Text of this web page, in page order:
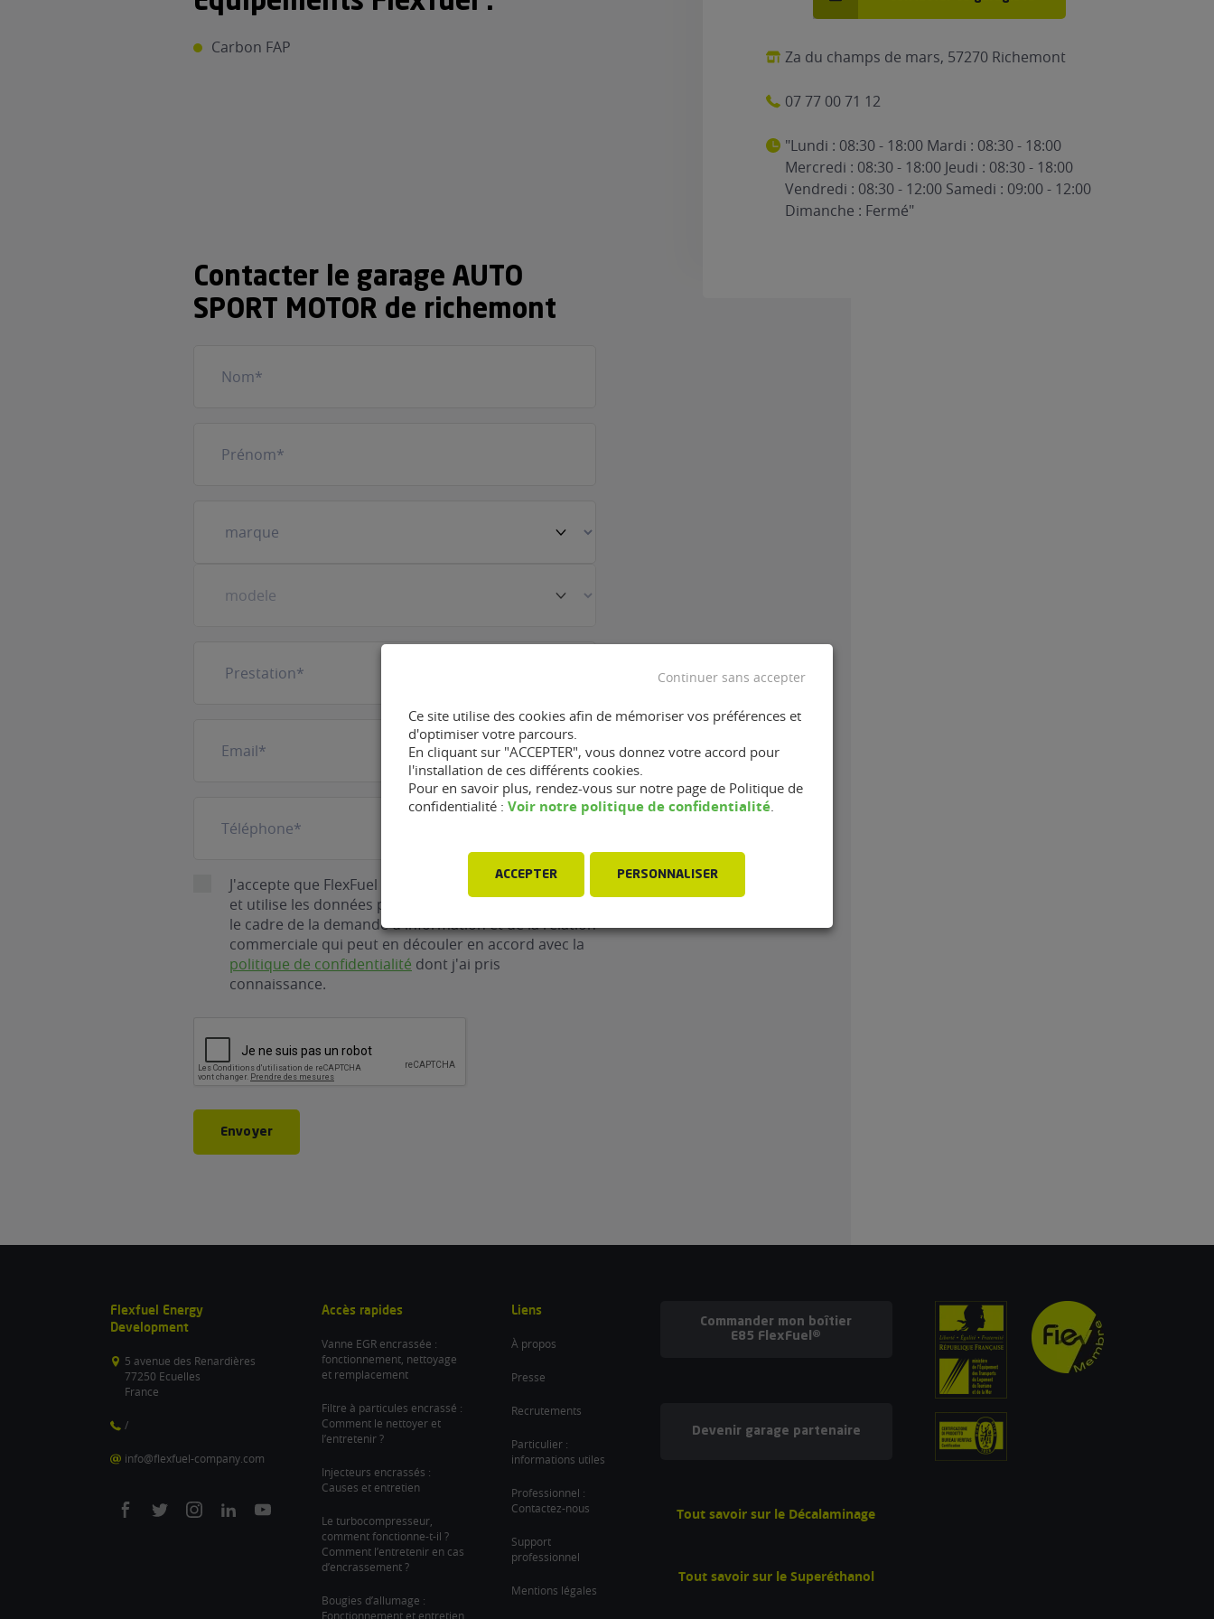
Carbon FAP Za du champs de mars, 57270 Richemont
07 77 00 71 12
"Lundi : 08:30 - 18:00 Mardi : 08:30 - 18:00
Mercredi : 08:30 - 18:00 Jeudi : 08:30 - 18:00
Vendredi : 08:30 - 12:00 Samedi : 09:00 - 12:00
Dimanche : Fermé"
Contacter le garage AUTO
SPORT MOTOR de richemont
véhicule
(Nécessaire)
mail(Nécessaire)
RGPD
J'accepte que FlexFuel Energy Development collecte
et utilise les données personnelles renseignées dans
le cadre de la demande d'information et de la relation
commerciale qui peut en découler en accord avec la
politique de confidentialité dont j'ai pris
connaissance.
Envoyer
Flexfuel Energy
Development
5 avenue des Renardières
77250 Ecuelles
France
/
info@flexfuel-company.com
On
On
On
On
On
Accès rapides
Vanne EGR encrassée :
fonctionnement, nettoyage
et remplacement
Filtre à particules encrassé :
Comment le nettoyer et
l’entretenir ?
Injecteurs encrassés :
Causes et entretien
Le turbocompresseur,
comment fonctionne-t-il ?
Comment l’entretenir en cas
d’encrassement ?
Bougies d’allumage :
Fonctionnement et entretien
Liens
À propos
Presse
Recrutements
Particulier :
informations utiles
Professionnel :
Contactez-nous
Support
professionnel
Mentions légales
Commander mon boîtier
E85 FlexFuel®
Devenir garage partenaire
Tout savoir sur le Décalaminage
Tout savoir sur le Superéthanol
Ce site utilise des cookies afin de mémoriser vos préférences et
d'optimiser votre parcours.
En cliquant sur "ACCEPTER", vous donnez votre accord pour
l'installation de ces différents cookies.
Pour en savoir plus, rendez-vous sur notre page de Politique de
confidentialité : Voir notre politique de confidentialité
ACCEPTER PERSONNALISER
Continuer sans accepter